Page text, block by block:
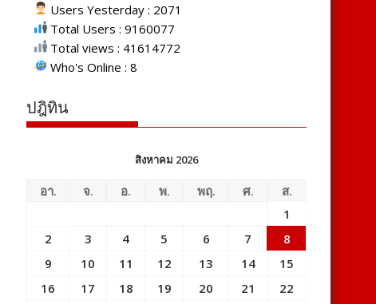
Users Yesterday : 2071
Total Users : 9160077
Total views : 41614772
Who's Online : 8
ปฎิทิน
สิงหาคม 2026
อา. จ. อ. พ. พฤ. ศ.
ส.
1
2
3 4 5 6 7
8
9
10 11 12 13 14
15
16
17 18 19 20 21
22